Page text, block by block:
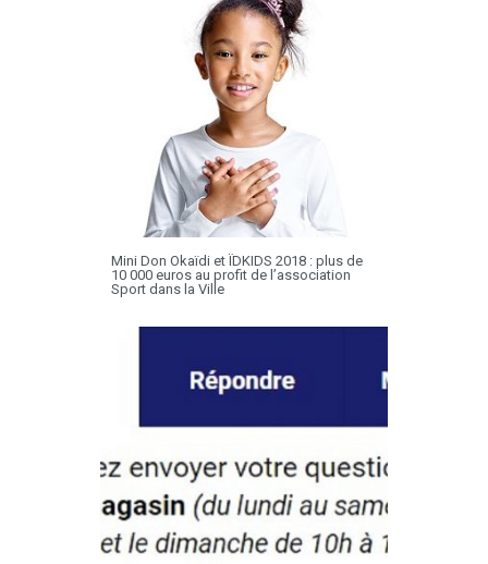
Mini Don Okaïdi et ÏDKIDS 2018 : plus de
10 000 euros au profit de l’association
Sport dans la Ville